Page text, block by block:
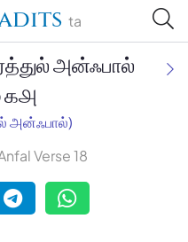
ta
அன்ஃபால்
௧௮
அன்ஃபால்)
Verse 18